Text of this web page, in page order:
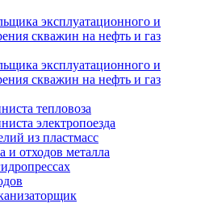
эксплуатационного и
скважин на нефть и газ
эксплуатационного и
скважин на нефть и газ
тепловоза
электропоезда
из пластмасс
и отходов металла